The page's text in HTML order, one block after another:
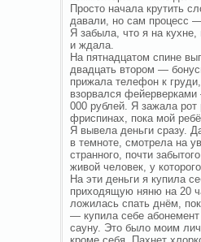
Просто начала крутить
давали, но сам процесс
Я забыла, что я на
и ждала.
На пятнадцатом спине
двадцать втором —
прижала телефон к
взорвался
000 рублей. Я зажала рот
фриспинах, пока мой
Я вывела деньги сразу.
в темноте, смотрела на
странного, почти
живой человек, у
На эти деньги я купила
приходящую няню на 20
ложилась спать днём,
— купила себе
сауну. Это было моим